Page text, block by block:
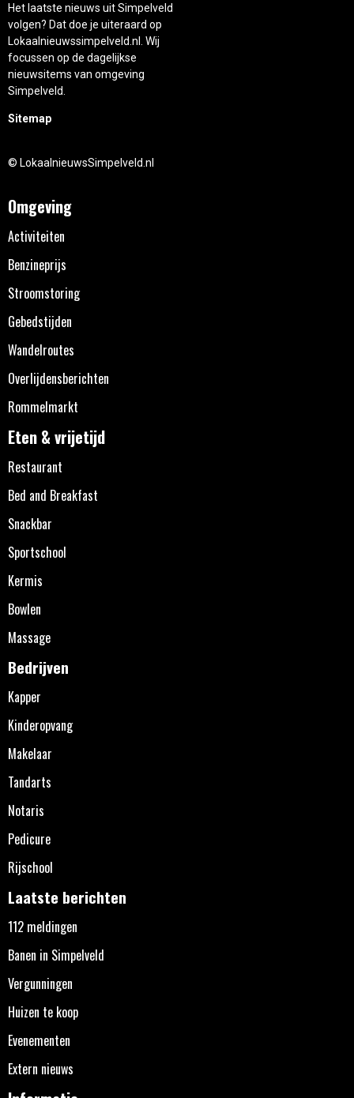
Het laatste nieuws uit Simpelveld
volgen? Dat doe je uiteraard op
Lokaalnieuwssimpelveld.nl. Wij
focussen op de dagelijkse
nieuwsitems van omgeving
Simpelveld.
Sitemap
© LokaalnieuwsSimpelveld.nl
Omgeving
Activiteiten
Benzineprijs
Stroomstoring
Gebedstijden
Wandelroutes
Overlijdensberichten
Rommelmarkt
Eten & vrijetijd
Restaurant
Bed and Breakfast
Snackbar
Sportschool
Kermis
Bowlen
Massage
Bedrijven
Kapper
Kinderopvang
Makelaar
Tandarts
Notaris
Pedicure
Rijschool
Laatste berichten
112 meldingen
Banen in Simpelveld
Vergunningen
Huizen te koop
Evenementen
Extern nieuws